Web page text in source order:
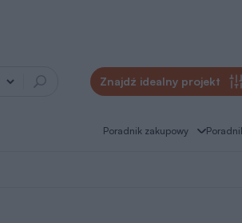
Znajdź idealny projekt
Poradnik zakupowy